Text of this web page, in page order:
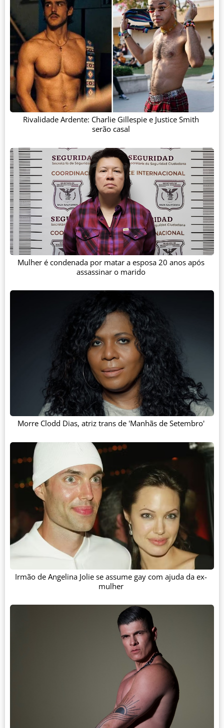
Rivalidade Ardente: Charlie Gillespie e Justice Smith
serão casal
Mulher é condenada por matar a esposa 20 anos após
assassinar o marido
Morre Clodd Dias, atriz trans de 'Manhãs de Setembro'
Irmão de Angelina Jolie se assume gay com ajuda da ex-
mulher